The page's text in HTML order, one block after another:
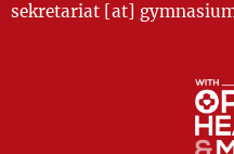
sekretariat [at]